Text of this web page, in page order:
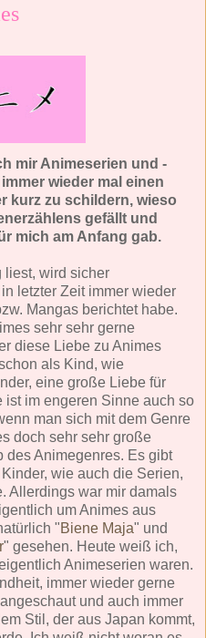
mir Animeserien und -
wieder mal einen
kurz zu schildern, wieso
gefällt und
mich am Anfang gab.
liest, wird sicher
letzter Zeit immer wieder
Mangas berichtet habe.
sehr sehr gerne
diese Liebe zu Animes
als Kind, wie
eine große Liebe für
ist im engeren Sinne auch so
man sich mit dem Genre
doch sehr sehr große
des Animegenres. Es gibt
wie auch die Serien,
Allerdings war mir damals
um Animes aus
"Biene Maja" und
" gesehen. Heute weiß ich,
Animeserien waren.
immer wieder gerne
und auch immer
Stil, der aus Japan kommt,